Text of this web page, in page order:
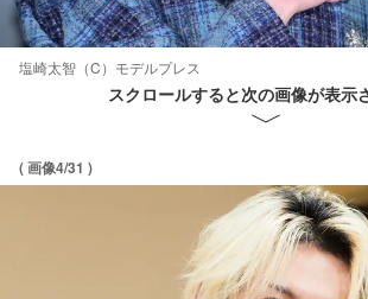
塩崎太智（C）モデルプレス
スクロールすると次の画像が表示
( 画像4/31 )